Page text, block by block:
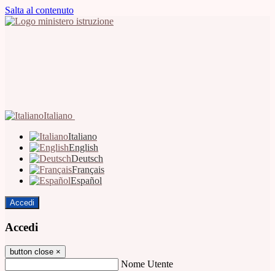
Salta al contenuto
Italiano
Italiano
English
Deutsch
Français
Español
Accedi
Accedi
button close ×
Nome Utente